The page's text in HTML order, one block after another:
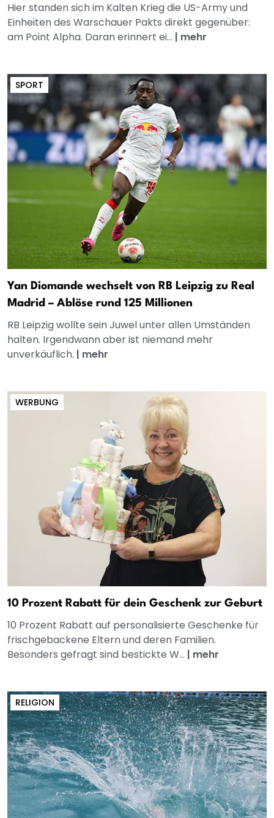
Hier standen sich im Kalten Krieg die US-Army und
Einheiten des Warschauer Pakts direkt gegenüber:
am Point Alpha. Daran erinnert ei... | mehr
SPORT
Yan Diomande wechselt von RB Leipzig zu Real
Madrid – Ablöse rund 125 Millionen
RB Leipzig wollte sein Juwel unter allen Umständen
halten. Irgendwann aber ist niemand mehr
unverkäuflich. | mehr
WERBUNG
10 Prozent Rabatt für dein Geschenk zur Geburt
10 Prozent Rabatt auf personalisierte Geschenke für
frischgebackene Eltern und deren Familien.
Besonders gefragt sind bestickte W... | mehr
RELIGION